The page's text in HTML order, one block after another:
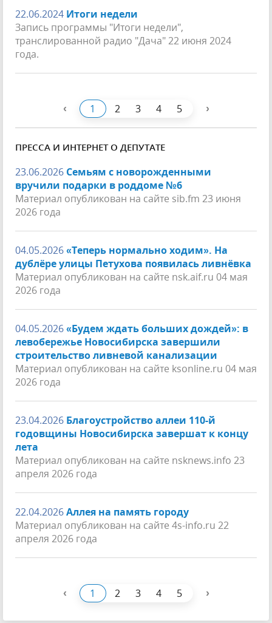
22.06.2024 Итоги недели
Запись программы "Итоги недели",
транслированной радио "Дача" 22 июня 2024
года.
‹ 1 2 3 4 5 ›
ПРЕССА И ИНТЕРНЕТ О ДЕПУТАТЕ
23.06.2026 Семьям с новорожденными
вручили подарки в роддоме №6
Материал опубликован на сайте sib.fm 23 июня
2026 года
04.05.2026«Теперь нормально ходим». На
дублёре улицы Петухова появилась ливнёвка
Материал опубликован на сайте nsk.aif.ru 04 мая
2026 года
04.05.2026«Будем ждать больших дождей»: в
левобережье Новосибирска завершили
строительство ливневой канализации
Материал опубликован на сайте ksonline.ru 04 мая
2026 года
23.04.2026 Благоустройство аллеи 110-й
годовщины Новосибирска завершат к концу
лета
Материал опубликован на сайте nsknews.info 23
апреля 2026 года
22.04.2026Аллея на память городу
Материал опубликован на сайте 4s-info.ru 22
апреля 2026 года
‹ 1 2 3 4 5 ›